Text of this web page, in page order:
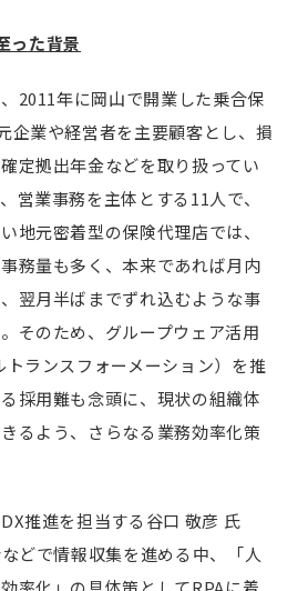
た背景
2011年に岡山で開業した乗合保
企業や経営者を主要顧客とし、損
定拠出年金などを取り扱ってい
営業事務を主体とする11人で、
地元密着型の保険代理店では、
務量も多く、本来であれば月内
翌月半ばまでずれ込むような事
そのため、グループウェア活用
トランスフォーメーション）を推
採用難も念頭に、現状の組織体
るよう、さらなる業務効率化策
推進を担当する谷口 敬彦 氏
どで情報収集を進める中、「人